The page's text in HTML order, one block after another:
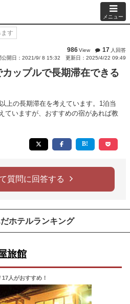
メニュー
す
986View 17 人回答
公開日：2021/9/ 8 15:32
更新日：2025/4/22 09:49
ップルで長期滞在できる
上の長期滞在を考えています。1泊当
ていますが、おすすめの宿があれば教
質問に回答する
ホテルランキング
旅館
17人がおすすめ！